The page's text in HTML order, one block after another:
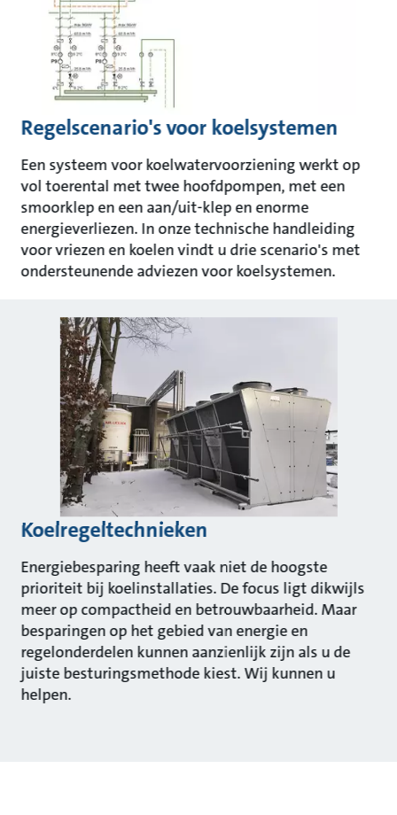
Regelscenario's voor koelsystemen
Een systeem voor koelwatervoorziening werkt op
vol toerental met twee hoofdpompen, met een
smoorklep en een aan/uit-klep en enorme
energieverliezen. In onze technische handleiding
voor vriezen en koelen vindt u drie scenario's met
ondersteunende adviezen voor koelsystemen.
Koelregeltechnieken
Energiebesparing heeft vaak niet de hoogste
prioriteit bij koelinstallaties. De focus ligt dikwijls
meer op compactheid en betrouwbaarheid. Maar
besparingen op het gebied van energie en
regelonderdelen kunnen aanzienlijk zijn als u de
juiste besturingsmethode kiest. Wij kunnen u
helpen.